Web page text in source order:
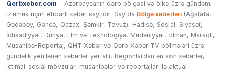
Qerbxeber.com – Azərbaycanın qərb bölgəsi və ölkə üzrə gündəmi
izləmək üçün etibarlı xəbər saytıdır. Saytda Bölgə xəbərləri (Ağstafa,
Gədəbəy, Gəncə, Qazax, Şəmkir, Tovuz), Hadisə, Sosial, Siyasət,
İqtisadiyyat, Dünya, Elm və Texnologiya, Mədəniyyət, İdman, Maraqlı,
Müsahibə-Reportaj, QHT Xəbər və Qərb Xəbər TV bölmələri üzrə
gündəlik yenilənən xəbərlər yer alır. Regionlardan ən son xəbərlər,
ictimai-sosial mövzular, müsahibələr və reportajlar ilə aktual